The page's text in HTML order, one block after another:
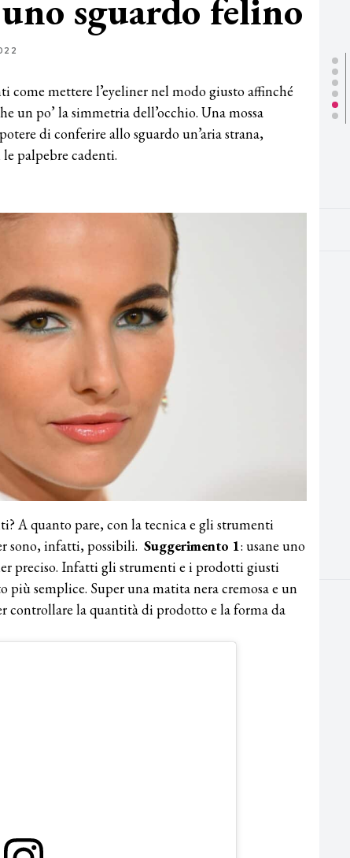
sguardo felino
come mettere l’eyeliner nel modo giusto affinché
un po’ la simmetria dell’occhio. Una mossa
di conferire allo sguardo un’aria strana,
palpebre cadenti.
A quanto pare, con la tecnica e gli strumenti
sono, infatti, possibili. Suggerimento 1: usane uno
preciso. Infatti gli strumenti e i prodotti giusti
più semplice. Super una matita nera cremosa e un
controllare la quantità di prodotto e la forma da